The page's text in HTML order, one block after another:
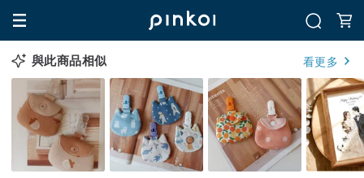
與此商品相似 看更多